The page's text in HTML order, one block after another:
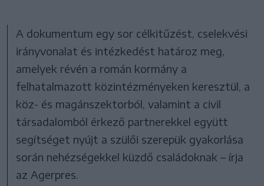
A dokumentum egy sor célkitűzést, cselekvési
irányvonalat és intézkedést határoz meg,
amelyek révén a román kormány a
felhatalmazott közintézményeken keresztül, a
köz- és magánszektorból, valamint a civil
társadalomból érkező partnerekkel együtt
segítséget nyújt a szülői szerepük gyakorlása
során nehézségekkel küzdő családoknak – írja
az Agerpres.